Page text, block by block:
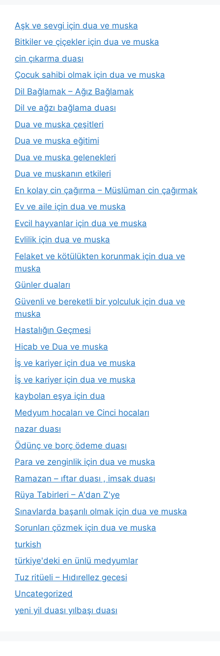
Aşk ve sevgi için dua ve muska
Bitkiler ve çiçekler için dua ve muska
cin çıkarma duası
Çocuk sahibi olmak için dua ve muska
Dil Bağlamak – Ağız Bağlamak
Dil ve ağzı bağlama duası
Dua ve muska çeşitleri
Dua ve muska eğitimi
Dua ve muska gelenekleri
Dua ve muskanın etkileri
En kolay cin çağırma – Müslüman cin çağırmak
Ev ve aile için dua ve muska
Evcil hayvanlar için dua ve muska
Evlilik için dua ve muska
Felaket ve kötülükten korunmak için dua ve
muska
Günler duaları
Güvenli ve bereketli bir yolculuk için dua ve
muska
Hastalığın Geçmesi
Hicab ve Dua ve muska
İş ve kariyer için dua ve muska
İş ve kariyer için dua ve muska
kaybolan eşya için dua
Medyum hocaları ve Cinci hocaları
nazar duası
Ödünç ve borç ödeme duası
Para ve zenginlik için dua ve muska
Ramazan – ıftar duası , imsak duası
Rüya Tabirleri – A'dan Z'ye
Sınavlarda başarılı olmak için dua ve muska
Sorunları çözmek için dua ve muska
turkish
türkiye'deki en ünlü medyumlar
Tuz ritüeli – Hıdırellez gecesi
Uncategorized
yeni yil duası yılbaşı duası